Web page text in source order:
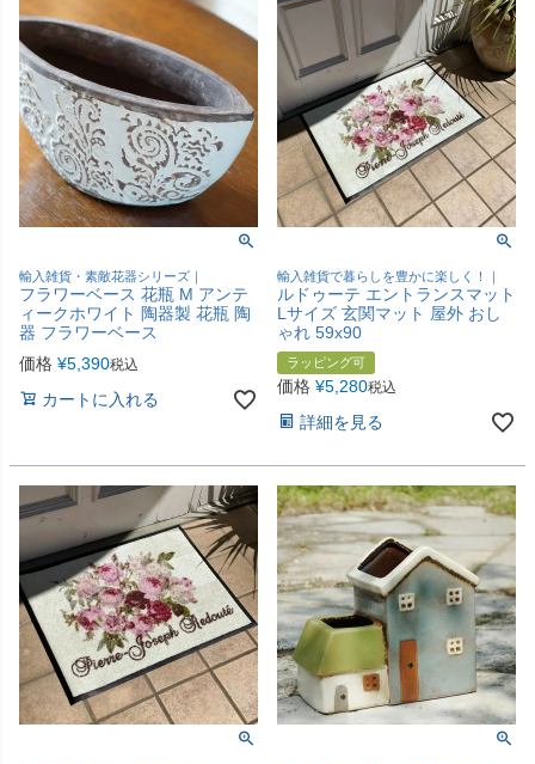
輸入雑貨・素敵花器シリーズ｜
フラワーベース 花瓶 M アンテ
ィークホワイト 陶器製 花瓶 陶
器 フラワーベース
価格 ¥5,390税込
カートに入れる
輸入雑貨で暮らしを豊かに楽しく！｜
ルドゥーテ エントランスマット
Lサイズ 玄関マット 屋外 おし
ゃれ 59x90
ラッピング可
価格 ¥5,280税込
詳細を見る